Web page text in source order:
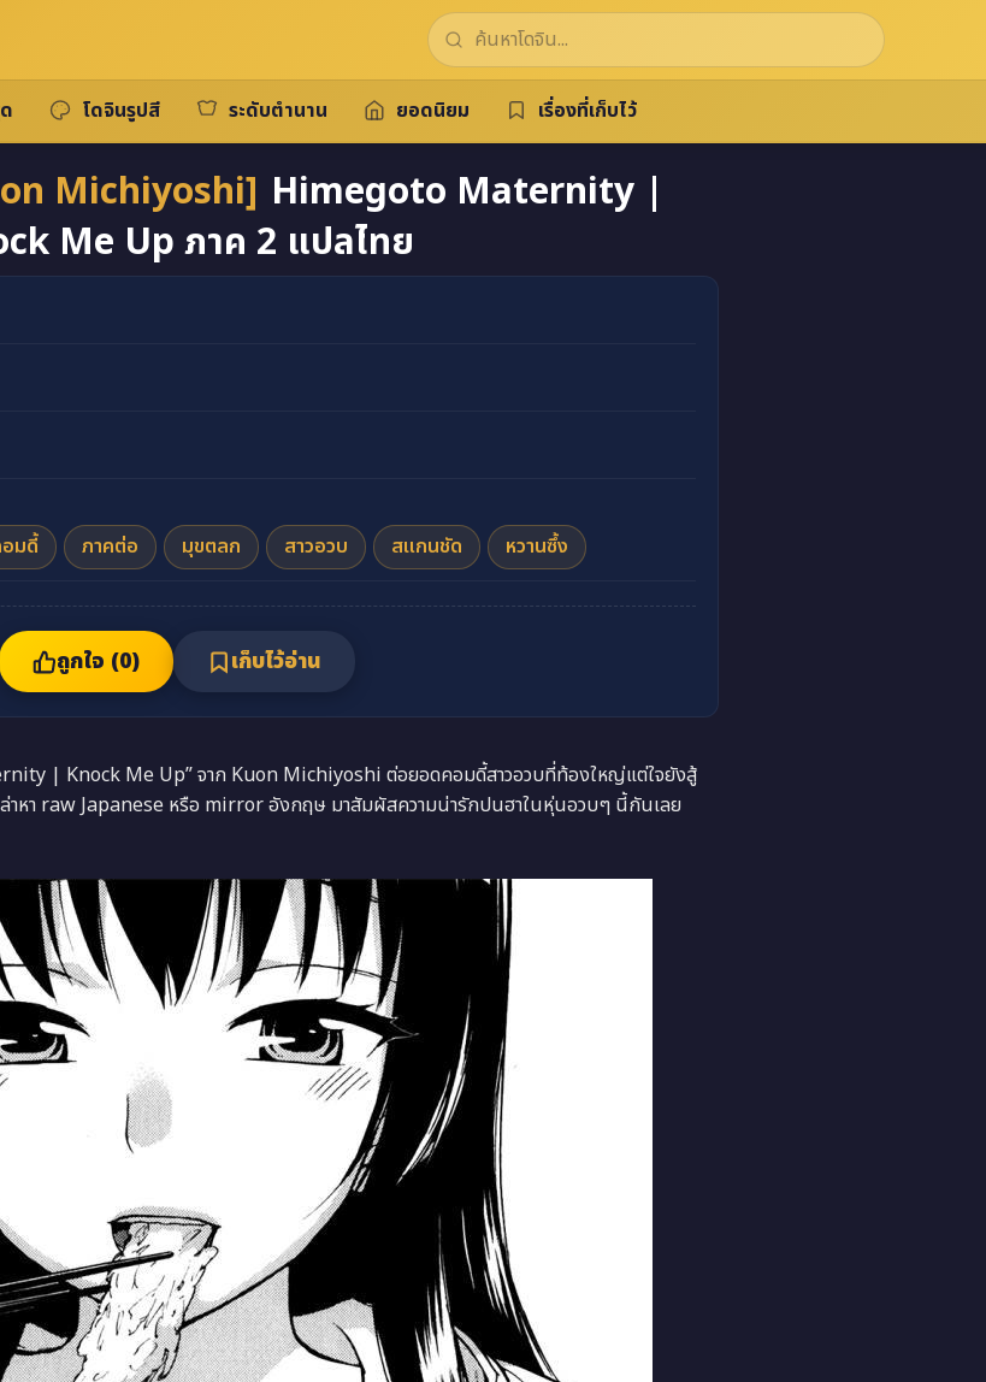
โดจินรูปสี ระดับตำนาน ยอดนิยม เรื่องที่เก็บไว้
Michiyoshi] Himegoto Maternity |
Me Up ภาค 2 แปลไทย
มดี้ ภาคต่อ มุขตลก สาวอวบ สแกนชัด หวานซึ้ง
ถูกใจ (0) เก็บไว้อ่าน
| Knock Me Up” จาก Kuon Michiyoshi ต่อยอดคอมดี้สาวอวบที่ท้องใหญ่แต่ใจยังสู้
หา raw Japanese หรือ mirror อังกฤษ มาสัมผัสความน่ารักปนฮาในหุ่นอวบๆ นี้กันเลย